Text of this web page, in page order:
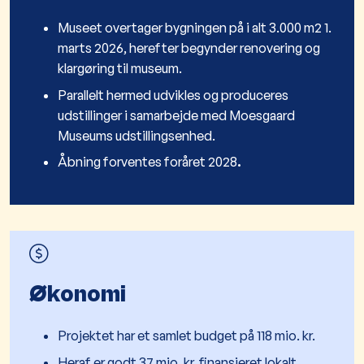
Museet overtager bygningen på i alt 3.000 m2 1.
marts 2026, herefter begynder renovering og
klargøring til museum.
Parallelt hermed udvikles og produceres
udstillinger i samarbejde med Moesgaard
Museums udstillingsenhed.
Åbning forventes foråret 2028.
Økonomi
Projektet har et samlet budget på 118 mio. kr.